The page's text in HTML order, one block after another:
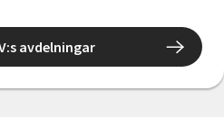
avdelningar